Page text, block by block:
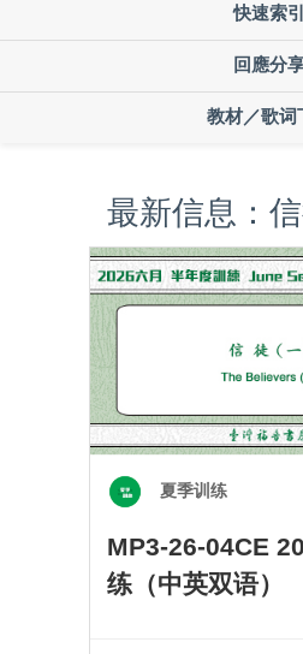
快速索引
回應分
教材／歌词
最新信息：信
夏季训练
MP3-26-04CE
练（中英双语）